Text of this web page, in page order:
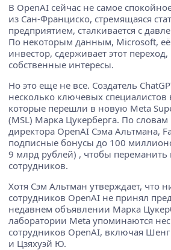
В OpenAI сейчас не самое
из Сан-Франциско, стремящаяся
предприятием, сталкивается с
По некоторым данным, Microsoft,
инвестор, сдерживает этот
собственные интересы.
Но это еще не все. Создатель
несколько ключевых
которые перешли в новую Meta
(MSL) Марка Цукерберга. По словам
директора OpenAI Сэма Альтмана,
подписные бонусы до 100
9 млрд рублей) , чтобы переманить
сотрудников.
Хотя Сэм Альтман утверждает, что
сотрудников OpenAI не принял
недавнем объявлении Марка
лаборатории Meta упоминаются
сотрудников OpenAI, включая
и Цзяхуэй Ю.